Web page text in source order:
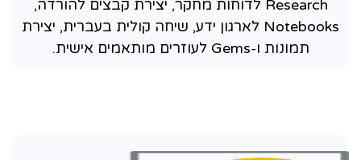
Research לדוחות מחקר, יצירת קבצים להורדה,
Notebooks לארגון ידע, שיחה קולית בעברית, יצירת
תמונות ו-Gems לעוזרים מותאמים אישית.